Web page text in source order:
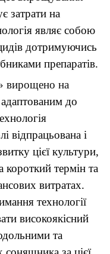
затрати на
являє собою
дотримуючись
препаратів.
вирощено на
адаптованим до
відпрацьована і
цієї культури,
короткий термін та
витратах.
технології
високоякісний
та